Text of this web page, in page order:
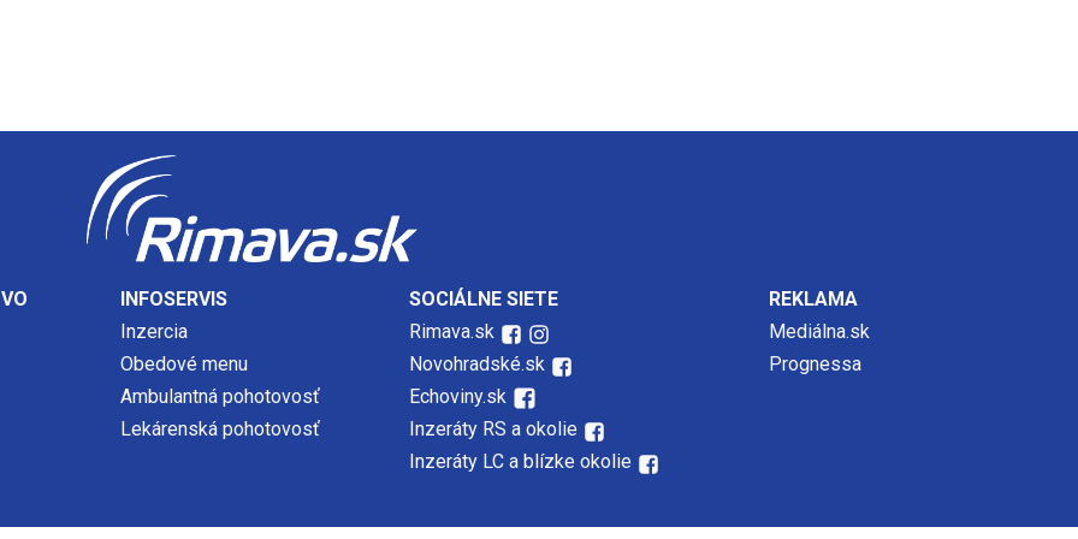
INFOSERVIS
Inzercia
Obedové menu
Ambulantná pohotovosť
Lekárenská pohotovosť
SOCIÁLNE SIETE
Rimava.sk
Novohradské.sk
Echoviny.sk
Inzeráty RS a okolie
Inzeráty LC a blízke okolie
REKLAMA
Mediálna.sk
Prognessa